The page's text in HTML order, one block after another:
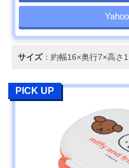
サイズ：約幅16×奥行7×高さ
PICK UP